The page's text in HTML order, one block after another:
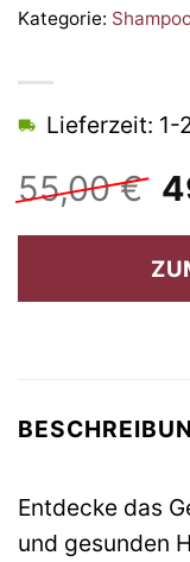
55,00€
Lieferzeit: 1-
Kategorie:
Entdecke das
und gesunden